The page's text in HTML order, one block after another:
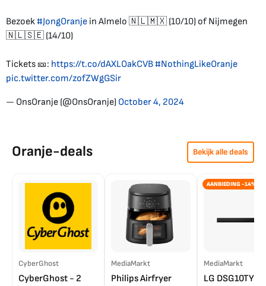
Bezoek#JongOranje in Almelo 🇳🇱🇲🇽 (10/10) of Nijmegen
🇳🇱🇸🇪 (14/10)
Tickets 🎫: https://t.co/dAXLOakCVB#NothingLikeOranje
pic.twitter.com/zofZWgGSir
— OnsOranje (@OnsOranje) October 4, 2024
Oranje-deals Bekijk alle deals
CyberGhost
CyberGhost - 2
MediaMarkt
Philips Airfryer
AANBIEDING -14%
MediaMarkt
LG DSG10TY